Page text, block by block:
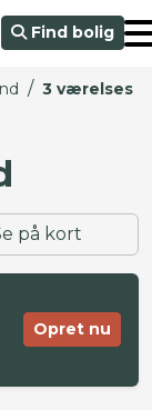
Find bolig
/ 3 værelses
på kort
Opret nu